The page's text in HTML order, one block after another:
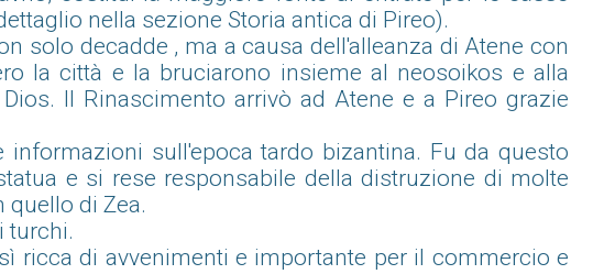
nella sezione Storia antica di Pireo).
solo decadde , ma a causa dell'alleanza di Atene con
la città e la bruciarono insieme al neosoikos e alla
Il Rinascimento arrivò ad Atene e a Pireo grazie
sull'epoca tardo bizantina. Fu da questo
e si rese responsabile della distruzione di molte
di Zea.
turchi.
ricca di avvenimenti e importante per il commercio e